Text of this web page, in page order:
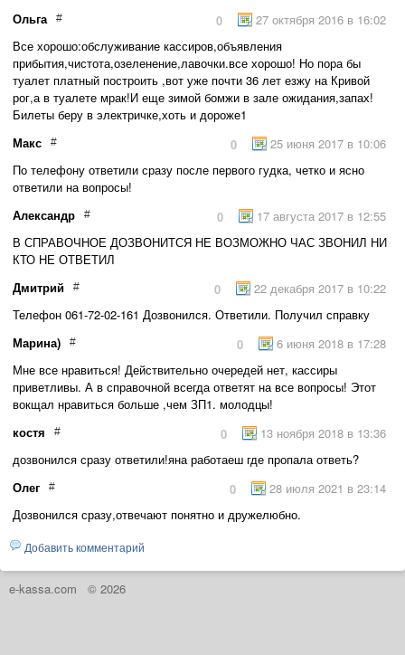
Ольга
# 27 октября 2016 в 16:02
0
Все хорошо:обслуживание кассиров,объявления
прибытия,чистота,озеленение,лавочки.все хорошо! Но пора бы
туалет платный построить ,вот уже почти 36 лет езжу на Кривой
рог,а в туалете мрак!И еще зимой бомжи в зале ожидания,запах!
Билеты беру в электричке,хоть и дороже1
Макс
# 25 июня 2017 в 10:06
0
По телефону ответили сразу после первого гудка, четко и ясно
ответили на вопросы!
Александр
# 17 августа 2017 в 12:55
0
В СПРАВОЧНОЕ ДОЗВОНИТСЯ НЕ ВОЗМОЖНО ЧАС ЗВОНИЛ НИ
КТО НЕ ОТВЕТИЛ
Дмитрий
# 22 декабря 2017 в 10:22
0
Телефон 061-72-02-161 Дозвонился. Ответили. Получил справку
Марина)
# 6 июня 2018 в 17:28
0
Мне все нравиться! Действительно очередей нет, кассиры
приветливы. А в справочной всегда ответят на все вопросы! Этот
вокщал нравиться больше ,чем ЗП1. молодцы!
костя
# 13 ноября 2018 в 13:36
0
дозвонился сразу ответили!яна работаеш где пропала ответь?
Олег
# 28 июля 2021 в 23:14
0
Дозвонился сразу,отвечают понятно и дружелюбно.
Добавить комментарий
e-kassa.com © 2026